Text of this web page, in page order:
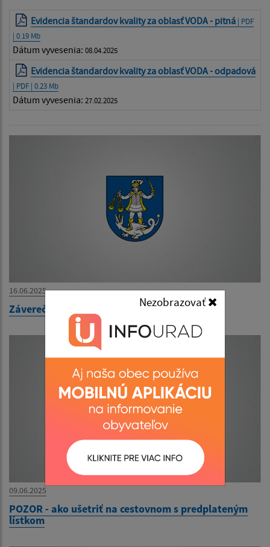
Nezobrazovať
Evidencia štandardov kvality za oblasť VODA - pitná | PDF
| 0.19 Mb
Dátum vyvesenia: 08.04.2025
Evidencia štandardov kvality za oblasť VODA - odpadová
| PDF | 0.23 Mb
Dátum vyvesenia: 27.02.2025
16.06.2025
Záverečný účet Obce Beharovce za rok 2024
09.06.2025
POZOR - ako ušetriť na cestovnom s predplateným
lístkom